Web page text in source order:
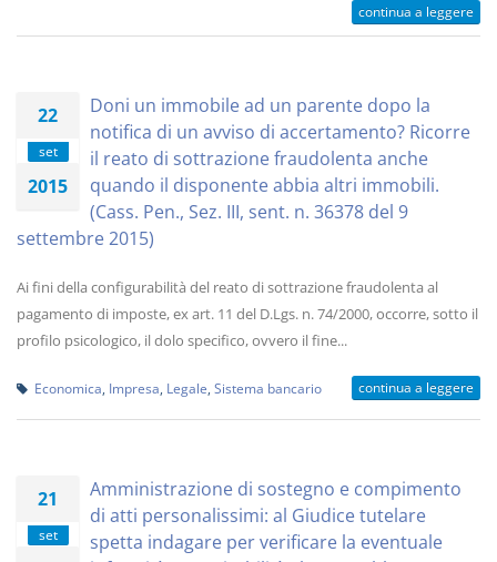
continua a leggere
22
set
2015
Doni un immobile ad un parente dopo la
notifica di un avviso di accertamento? Ricorre
il reato di sottrazione fraudolenta anche
quando il disponente abbia altri immobili.
(Cass. Pen., Sez. III, sent. n. 36378 del 9
settembre 2015)
Ai fini della configurabilità del reato di sottrazione fraudolenta al
pagamento di imposte, ex art. 11 del D.Lgs. n. 74/2000, occorre, sotto il
profilo psicologico, il dolo specifico, ovvero il fine...
Economica Impresa Legale Sistema bancario continua a leggere
21
set
Amministrazione di sostegno e compimento
di atti personalissimi: al Giudice tutelare
spetta indagare per verificare la eventuale